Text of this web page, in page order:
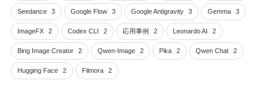
Seedance 3 Google Flow 3 Google Antigravity 3 Gemma 3
ImageFX 2 Codex CLI 2 応用事例 2 Leonardo AI 2
Bing Image Creator 2 Qwen-Image 2 Pika 2 Qwen Chat 2
Hugging Face 2 Filmora 2